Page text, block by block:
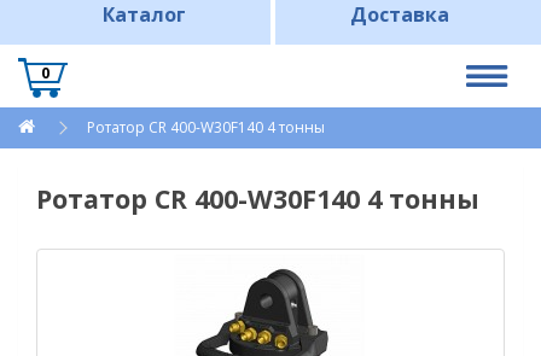
Каталог Доставка
0
Ротатор CR 400-W30F140 4 тонны
Ротатор CR 400-W30F140 4 тонны